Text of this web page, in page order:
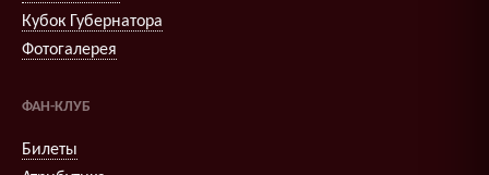
Кубок Губернатора
Фотогалерея
ФАН-КЛУБ
Билеты